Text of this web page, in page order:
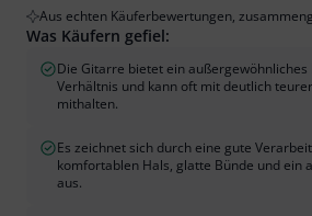
Aus echten Käuferbewertungen,
Was Käufern gefiel:
Die Gitarre bietet ein außergewöhnliches
Verhältnis und kann oft mit deutlich
mithalten.
Es zeichnet sich durch eine gute
komfortablen Hals, glatte Bünde und ein
aus.